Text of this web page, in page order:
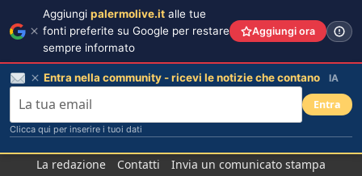
La redazione Contatti
Invia un comunicato stampa
Aggiungi palermolive.it alle tue
fonti preferite su Google per restare
sempre informato
Aggiungi ora
Entra nella community - ricevi le notizie che contano IA
Entra
Clicca qui per inserire i tuoi dati